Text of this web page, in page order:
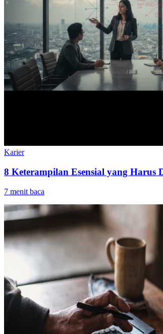
Karier
8 Keterampilan Esensial yang
7 menit baca